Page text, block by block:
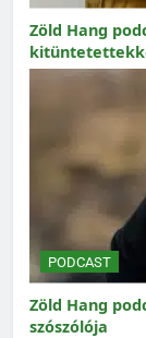
Zöld Hang
PODCAST
Zöld Hang
szószólója